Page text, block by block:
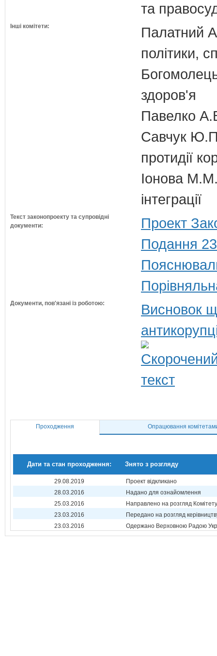
та
Інші комітети:
Палатний
політики,
здоров'я
Павелко
Савчук Ю.П.
протидії
Іонова М.М.
інтеграції
Текст законопроекту та супровідні
документи:
Проект
Подання
Документи, пов'язані із роботою:
Висновок
Проходження Опрацювання
Дати та стан проходження: Знято з розгляду
29.08.2019
Проект відкликано
28.03.2016
Надано для ознайомлення
25.03.2016
Направлено на розгляд Комітету
23.03.2016
Передано на розгляд
23.03.2016
Одержано Верховною Радою